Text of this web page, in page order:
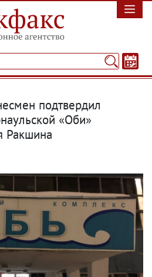
подтвердил
«Оби»
Ракшина